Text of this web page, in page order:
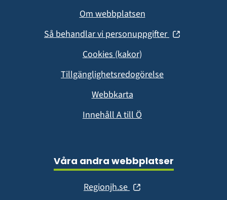
Om webbplatsen
Så behandlar vi personuppgifter (öppnas
Cookies (kakor)
Tillgänglighetsredogörelse
Webbkarta
Innehåll A till Ö
Våra andra webbplatser
Regionjh.se (öppnas